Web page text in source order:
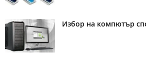
Избор на компютър